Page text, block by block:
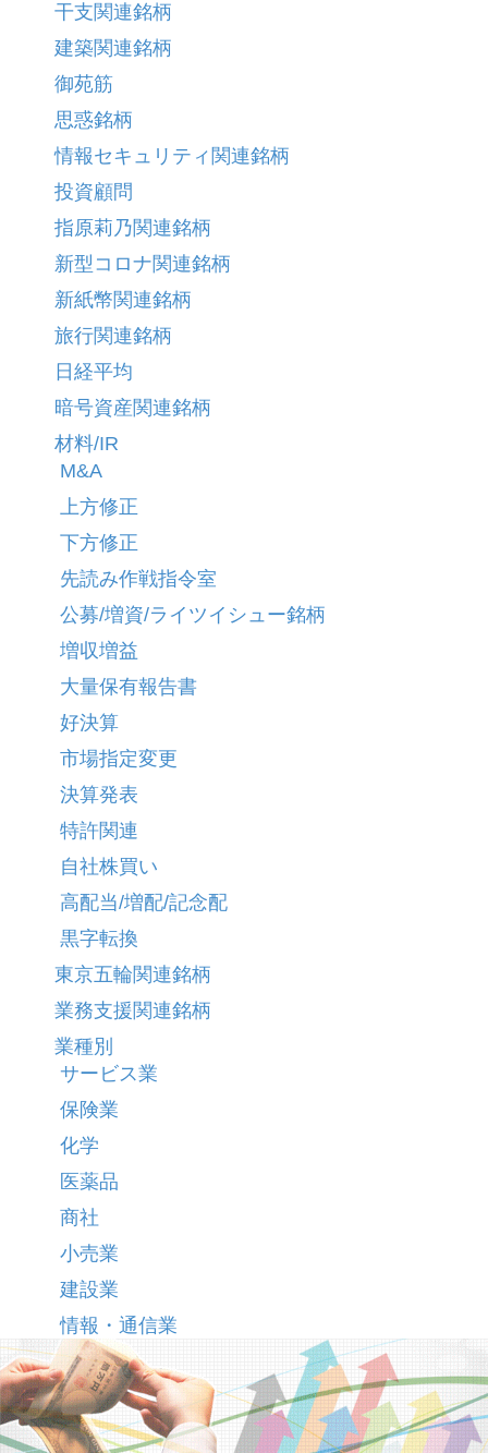
干支関連銘柄
建築関連銘柄
御苑筋
思惑銘柄
情報セキュリティ関連銘柄
投資顧問
指原莉乃関連銘柄
新型コロナ関連銘柄
新紙幣関連銘柄
旅行関連銘柄
日経平均
暗号資産関連銘柄
材料/IR
M&A
上方修正
下方修正
先読み作戦指令室
公募/増資/ライツイシュー銘柄
増収増益
大量保有報告書
好決算
市場指定変更
決算発表
特許関連
自社株買い
高配当/増配/記念配
黒字転換
東京五輪関連銘柄
業務支援関連銘柄
業種別
サービス業
保険業
化学
医薬品
商社
小売業
建設業
情報・通信業
海運業
空運業
資源/コモディティ/エネルギー関連銘柄